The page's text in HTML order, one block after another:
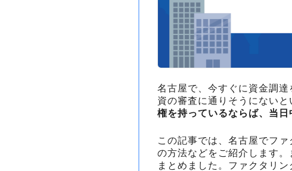
名古屋で、今すぐに資金調
資の審査に通りそうにない
権を持っているならば、当日
この記事では、名古屋でフ
の方法などをご紹介します
まとめました。ファクタリ